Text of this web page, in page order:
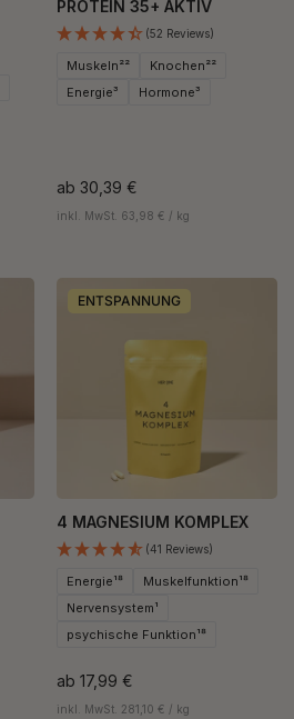
PROTEIN 35+ AKTIV
(52 Reviews)
Muskeln²²
Knochen²²
Energie³
Hormone³
ab 30,39 €
inkl. MwSt. 63,98 € / kg
ENTSPANNUNG
4 MAGNESIUM KOMPLEX
(41 Reviews)
Energie¹⁸
Muskelfunktion¹⁸
Nervensystem¹
psychische Funktion¹⁸
ab 17,99 €
inkl. MwSt. 281,10 € / kg